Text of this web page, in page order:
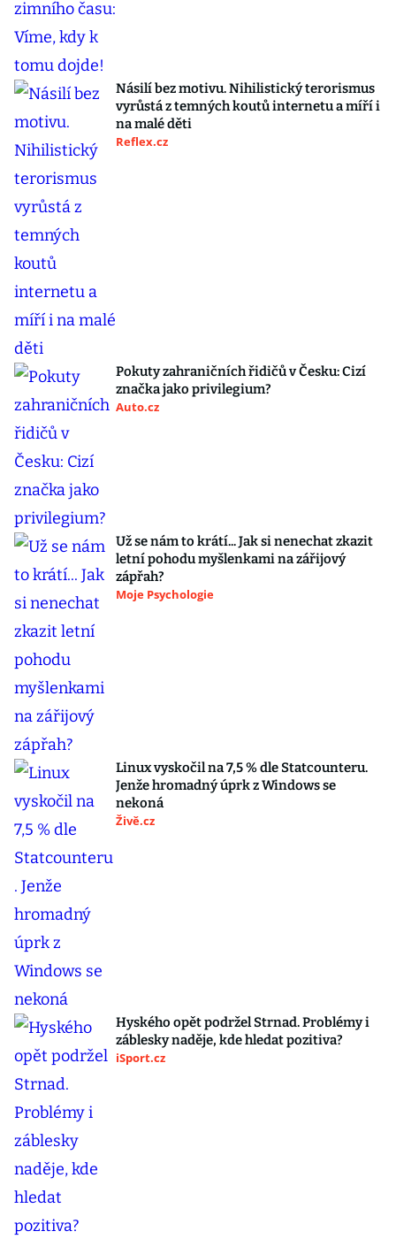
Násilí bez motivu. Nihilistický terorismus
vyrůstá z temných koutů internetu a míří i
na malé děti
Reflex.cz
Pokuty zahraničních řidičů v Česku: Cizí
značka jako privilegium?
Auto.cz
Už se nám to krátí... Jak si nenechat zkazit
letní pohodu myšlenkami na zářijový
zápřah?
Moje Psychologie
Linux vyskočil na 7,5 % dle Statcounteru.
Jenže hromadný úprk z Windows se
nekoná
Živě.cz
Hyského opět podržel Strnad. Problémy i
záblesky naděje, kde hledat pozitiva?
iSport.cz